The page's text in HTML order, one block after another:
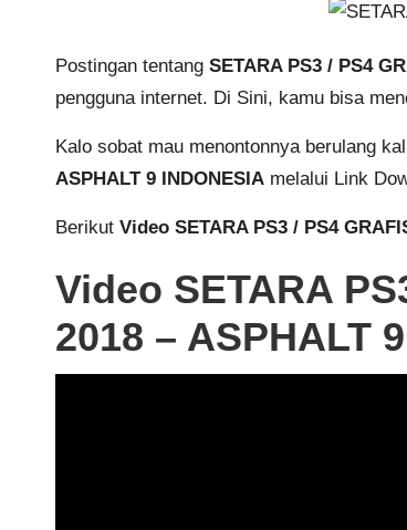
Postingan tentang SETARA PS3 / PS4
pengguna internet. Di Sini, kamu bisa
Kalo sobat mau menontonnya berulang
ASPHALT 9 INDONESIA melalui Link
Berikut Video SETARA PS3 / PS4
Video SETARA
2018 – ASPHALT